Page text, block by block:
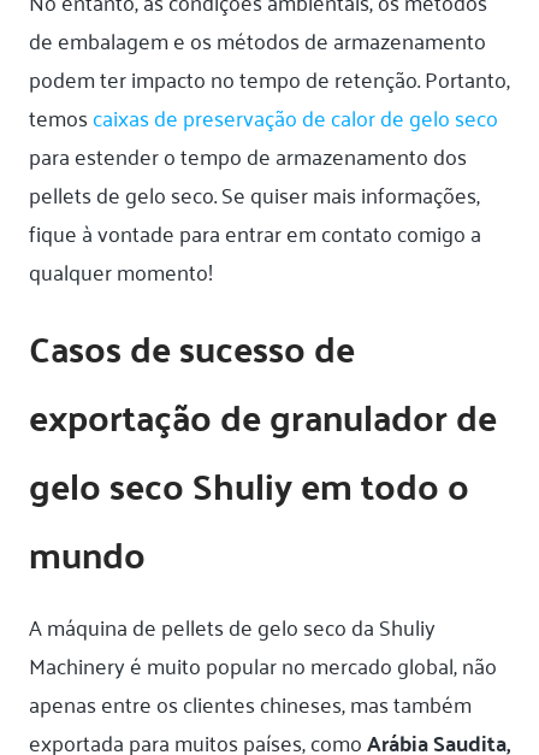
de embalagem e os métodos de armazenamento
podem ter impacto no tempo de retenção. Portanto,
temoscaixas de preservação de calor de gelo seco
para estender o tempo de armazenamento dos
pellets de gelo seco. Se quiser mais informações,
fique à vontade para entrar em contato comigo a
qualquer momento!
Casos de sucesso de
exportação de granulador de
gelo seco Shuliy em todo o
mundo
A máquina de pellets de gelo seco da Shuliy
Machinery é muito popular no mercado global, não
apenas entre os clientes chineses, mas também
exportada para muitos países, comoArábia Saudita,